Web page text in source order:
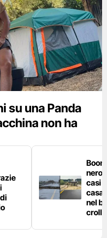
su una Panda
non ha
nero
casi
casa
nel